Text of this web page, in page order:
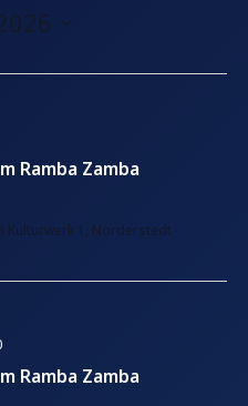
Ramba Zamba
Kulturwerk 1, Norderstedt
Ramba Zamba